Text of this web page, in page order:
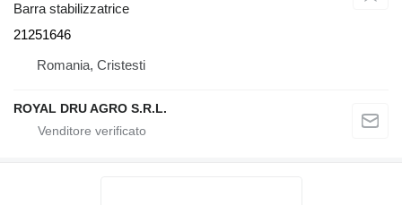
Barra stabilizzatrice
21251646
Romania, Cristesti
ROYAL DRU AGRO S.R.L.